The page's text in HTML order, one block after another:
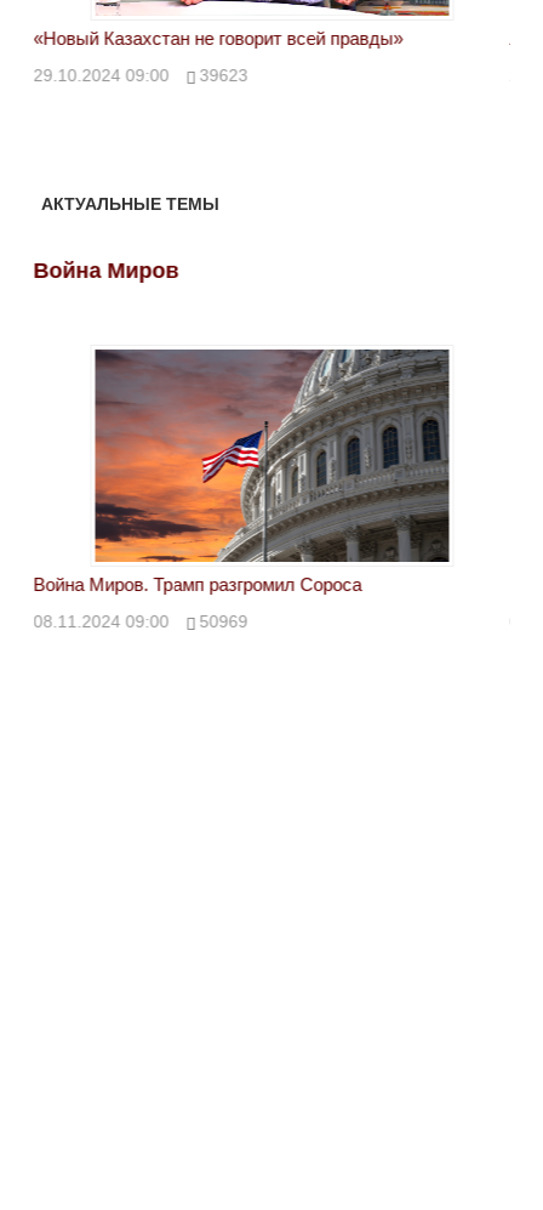
«Новый Казахстан не говорит всей правды»
29.10.2024 09:00 39623
АКТУАЛЬНЫЕ ТЕМЫ
Война Миров
Война Миров. Трамп разгромил Сороса
08.11.2024 09:00 50969